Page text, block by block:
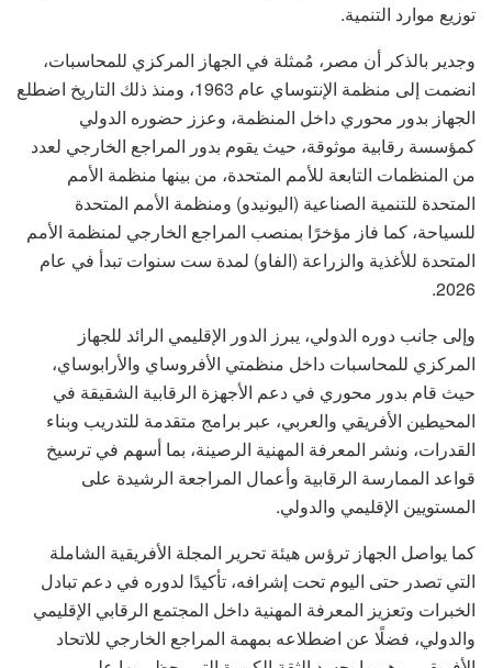
توزيع موارد التنمية.
وجدير بالذكر أن مصر، مُمثلة في الجهاز المركزي للمحاسبات،
انضمت إلى منظمة الإنتوساي عام 1963، ومنذ ذلك التاريخ اضطلع
الجهاز بدور محوري داخل المنظمة، وعزز حضوره الدولي
كمؤسسة رقابية موثوقة، حيث يقوم بدور المراجع الخارجي لعدد
من المنظمات التابعة للأمم المتحدة، من بينها منظمة الأمم
المتحدة للتنمية الصناعية (اليونيدو) ومنظمة الأمم المتحدة
للسياحة، كما فاز مؤخرًا بمنصب المراجع الخارجي لمنظمة الأمم
المتحدة للأغذية والزراعة (الفاو) لمدة ست سنوات تبدأ في عام
2026.
وإلى جانب دوره الدولي، يبرز الدور الإقليمي الرائد للجهاز
المركزي للمحاسبات داخل منظمتي الأفروساي والأرابوساي،
حيث قام بدور محوري في دعم الأجهزة الرقابية الشقيقة في
المحيطين الأفريقي والعربي، عبر برامج متقدمة للتدريب وبناء
القدرات، ونشر المعرفة المهنية الرصينة، بما أسهم في ترسيخ
قواعد الممارسة الرقابية وأعمال المراجعة الرشيدة على
المستويين الإقليمي والدولي.
كما يواصل الجهاز ترؤس هيئة تحرير المجلة الأفريقية الشاملة
التي تصدر حتى اليوم تحت إشرافه، تأكيدًا لدوره في دعم تبادل
الخبرات وتعزيز المعرفة المهنية داخل المجتمع الرقابي الإقليمي
والدولي، فضلًا عن اضطلاعه بمهمة المراجع الخارجي للاتحاد